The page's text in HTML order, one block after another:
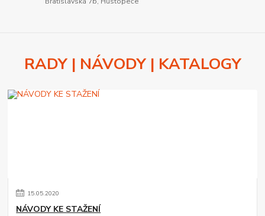
RADY | NÁVODY | KATALOGY
15.05.2020
NÁVODY KE STAŽENÍ